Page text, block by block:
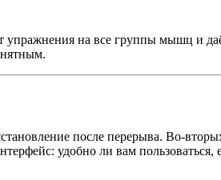
упражнения на все группы мышц и
после перерыва. Во-
удобно ли вам